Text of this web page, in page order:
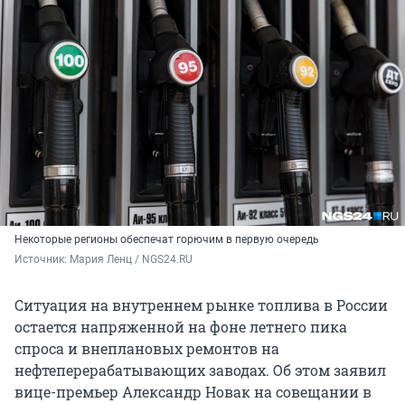
Некоторые регионы обеспечат горючим в первую очередь
Источник: Мария Ленц / NGS24.RU
Ситуация на внутреннем рынке топлива в России
остается напряженной на фоне летнего пика
спроса и внеплановых ремонтов на
нефтеперерабатывающих заводах. Об этом заявил
вице-премьер Александр Новак на совещании в